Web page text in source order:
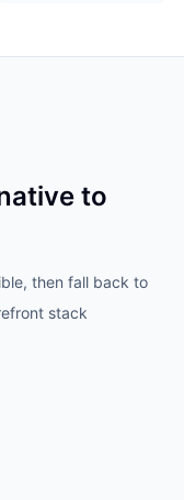
to
then fall back to
stack